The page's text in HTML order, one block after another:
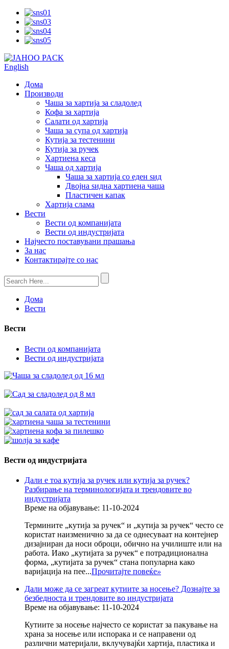
English
Дома
Производи
Чаша за хартија за сладолед
Кофа за хартија
Салати од хартија
Чаша за супа од хартија
Кутија за тестенини
Кутија за ручек
Хартиена кеса
Чаша од хартија
Чаша за хартија со еден ѕид
Двојна ѕидна хартиена чаша
Пластичен капак
Хартија слама
Вести
Вести од компанијата
Вести од индустријата
Најчесто поставувани прашања
За нас
Контактирајте со нас
Дома
Вести
Вести
Вести од компанијата
Вести од индустријата
Вести од индустријата
Дали е тоа кутија за ручек или кутија за ручек?
Разбирање на терминологијата и трендовите во
индустријата
Време на објавување: 11-10-2024
Термините „кутија за ручек“ и „кутија за ручек“ често се
користат наизменично за да се однесуваат на контејнер
дизајниран да носи оброци, обично на училиште или на
работа. Иако „кутијата за ручек“ е потрадиционална
форма, „кутијата за ручек“ стана популарна како
варијација на пее...Прочитајте повеќе»
Дали може да се загреат кутиите за носење? Дознајте за
безбедноста и трендовите во индустријата
Време на објавување: 11-10-2024
Кутиите за носење најчесто се користат за пакување на
храна за носење или испорака и се направени од
различни материјали, вклучувајќи хартија, пластика и